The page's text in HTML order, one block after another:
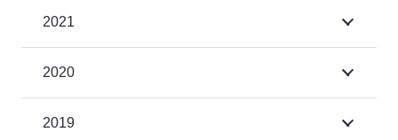
2021
2020
2019